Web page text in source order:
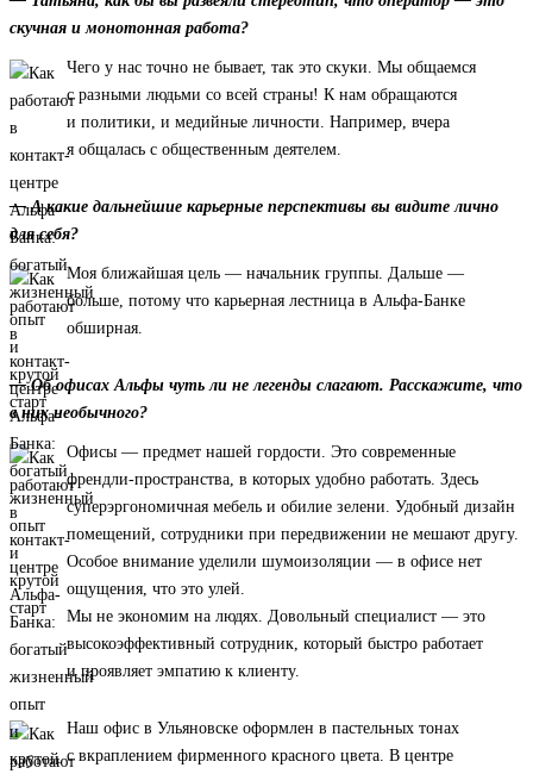
скучная и монотонная работа?
Чего у нас точно не бывает, так это скуки. Мы общаемся
с разными людьми со всей страны! К нам обращаются
и политики, и медийные личности. Например, вчера
я общалась с общественным деятелем.
— А какие дальнейшие карьерные перспективы вы видите лично
для себя?
Моя ближайшая цель — начальник группы. Дальше —
больше, потому что карьерная лестница в Альфа-Банке
обширная.
— Об офисах Альфы чуть ли не легенды слагают. Расскажите, что
в них необычного?
Офисы — предмет нашей гордости. Это современные
френдли-пространства, в которых удобно работать. Здесь
суперэргономичная мебель и обилие зелени. Удобный дизайн
помещений, сотрудники при передвижении не мешают другу.
Особое внимание уделили шумоизоляции — в офисе нет
ощущения, что это улей.
Мы не экономим на людях. Довольный специалист — это
высокоэффективный сотрудник, который быстро работает
и проявляет эмпатию к клиенту.
Наш офис в Ульяновске оформлен в пастельных тонах
с вкраплением фирменного красного цвета. В центре